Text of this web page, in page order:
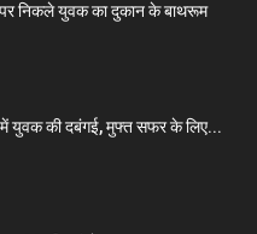
पर निकले युवक का दुकान के बाथरूम
में युवक की दबंगई, मुफ्त सफर के लिए...